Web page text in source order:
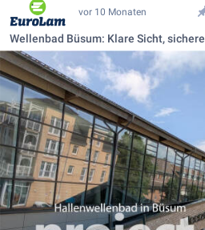
vor 10 Monaten